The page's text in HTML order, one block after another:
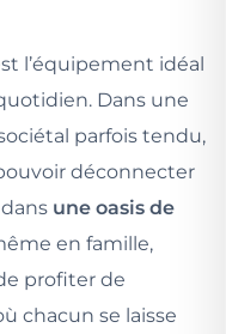
l’équipement idéal
Dans une
parfois tendu,
déconnecter
une oasis de
en famille,
profiter de
chacun se laisse